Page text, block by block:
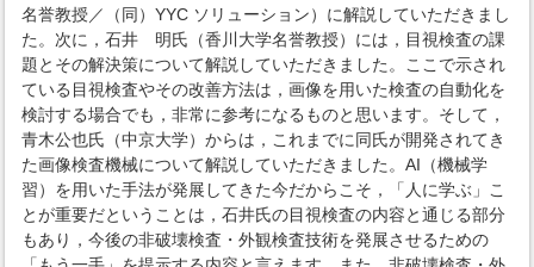
名誉教授／（同）YYC ソリューション）に解説していただきまし
た。次に，石井 明氏（香川大学名誉教授）には，目視検査の課
題とその解決策について解説していただきました。ここで示され
ている目視検査やその改善方法は，画像を用いた検査の自動化を
検討する場合でも，非常に参考になるものと思います。そして，
青木公也氏（中京大学）からは，これまでに同氏が開発されてき
た画像検査機械について解説していただきました。AI（機械学
習）を用いた手法が発展してきた今だからこそ，「人に学ぶ」こ
とが重要だということは，石井氏の目視検査の内容と通じる部分
もあり，今後の非破壊検査・外観検査技術を発展させるための